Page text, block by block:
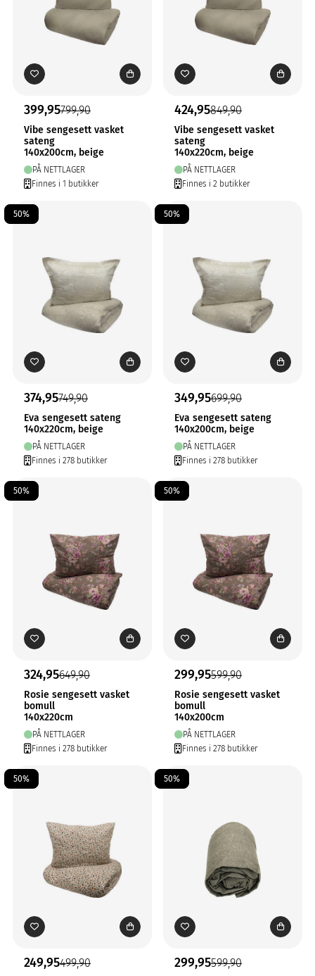
399,95799,90
Vibe sengesett vasket
sateng
140x200cm, beige
PÅ NETTLAGER
Finnes i 1 butikker
424,95849,90
Vibe sengesett vasket
sateng
140x220cm, beige
PÅ NETTLAGER
Finnes i 2 butikker
50%
374,95749,90
Eva sengesett sateng
140x220cm, beige
PÅ NETTLAGER
Finnes i 278 butikker
50%
349,95699,90
Eva sengesett sateng
140x200cm, beige
PÅ NETTLAGER
Finnes i 278 butikker
50%
324,95649,90
Rosie sengesett vasket
bomull
140x220cm
PÅ NETTLAGER
Finnes i 278 butikker
50%
299,95599,90
Rosie sengesett vasket
bomull
140x200cm
PÅ NETTLAGER
Finnes i 278 butikker
50%
249,95499,90
50%
299,95599,90